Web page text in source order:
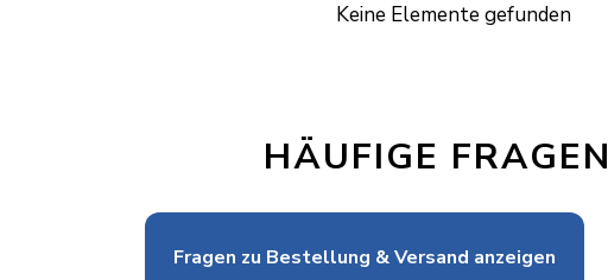
Keine Elemente gefunden
HÄUFIGE FRAGEN
Fragen zu Bestellung & Versand anzeigen